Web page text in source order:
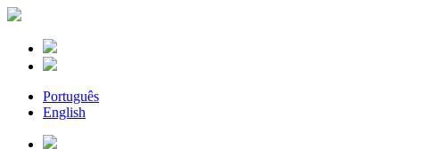
Português
English